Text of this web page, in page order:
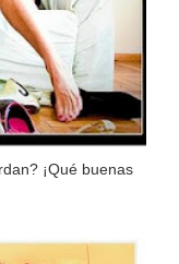
¡Qué buenas